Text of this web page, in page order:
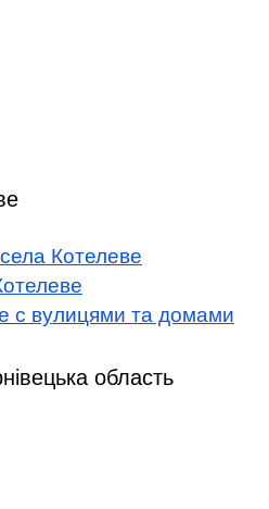
Котелеве
с вулицями та домами
область